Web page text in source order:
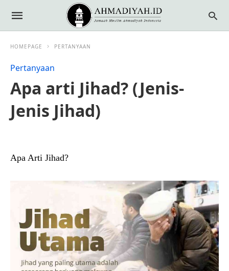
HOMEPAGE PERTANYAAN
Pertanyaan
Apa arti Jihad? (Jenis-
Jenis Jihad)
Apa Arti Jihad?